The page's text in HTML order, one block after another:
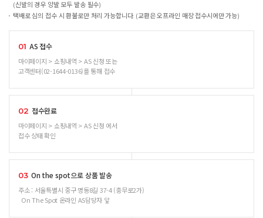
(신발의 경우 양발 모두 발송 필수)
택배로 심의 접수 시 환불로만 처리 가능합니다. (교환은 오프라인 매장 접수시에만 가능)
01 AS 접수
마이페이지 > 쇼핑내역 > AS 신청 또는
고객센터(02-1644-0136)를 통해 접수
02 접수완료
마이페이지 > 쇼핑내역 > AS 신청 에서
접수 상태 확인
03 On the spot으로 상품 발송
주소 : 서울특별시 중구 명동8길 37-4 (충무로2가)
On The Spot 온라인 AS담당자 앞